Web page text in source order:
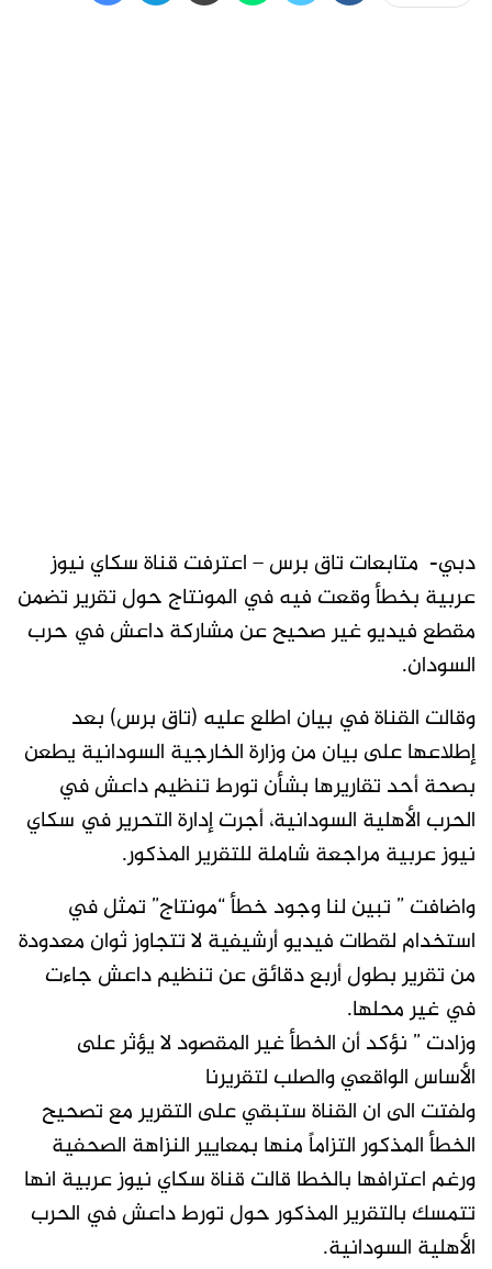
دبي- متابعات تاق برس – اعترفت قناة سكاي نيوز
عربية بخطأ وقعت فيه في المونتاج حول تقرير تضمن
مقطع فيديو غير صحيح عن مشاركة داعش في حرب
السودان.
وقالت القناة في بيان اطلع عليه (تاق برس) بعد
إطلاعها على بيان من وزارة الخارجية السودانية يطعن
بصحة أحد تقاريرها بشأن تورط تنظيم داعش في
الحرب الأهلية السودانية، أجرت إدارة التحرير في سكاي
نيوز عربية مراجعة شاملة للتقرير المذكور.
واضافت ” تبين لنا وجود خطأ “مونتاج” تمثل في
استخدام لقطات فيديو أرشيفية لا تتجاوز ثوان معدودة
من تقرير بطول أربع دقائق عن تنظيم داعش جاءت
في غير محلها.
وزادت ” نؤكد أن الخطأ غير المقصود لا يؤثر على
الأساس الواقعي والصلب لتقريرنا
ولفتت الى ان القناة ستبقي على التقرير مع تصحيح
الخطأ المذكور التزاماً منها بمعايير النزاهة الصحفية
ورغم اعترافها بالخطا قالت قناة سكاي نيوز عربية انها
تتمسك بالتقرير المذكور حول تورط داعش في الحرب
الأهلية السودانية.